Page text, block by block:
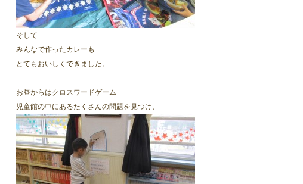
そして
みんなで作ったカレーも
とてもおいしくできました。
お昼からはクロスワードゲーム
児童館の中にあるたくさんの問題を見つけ、